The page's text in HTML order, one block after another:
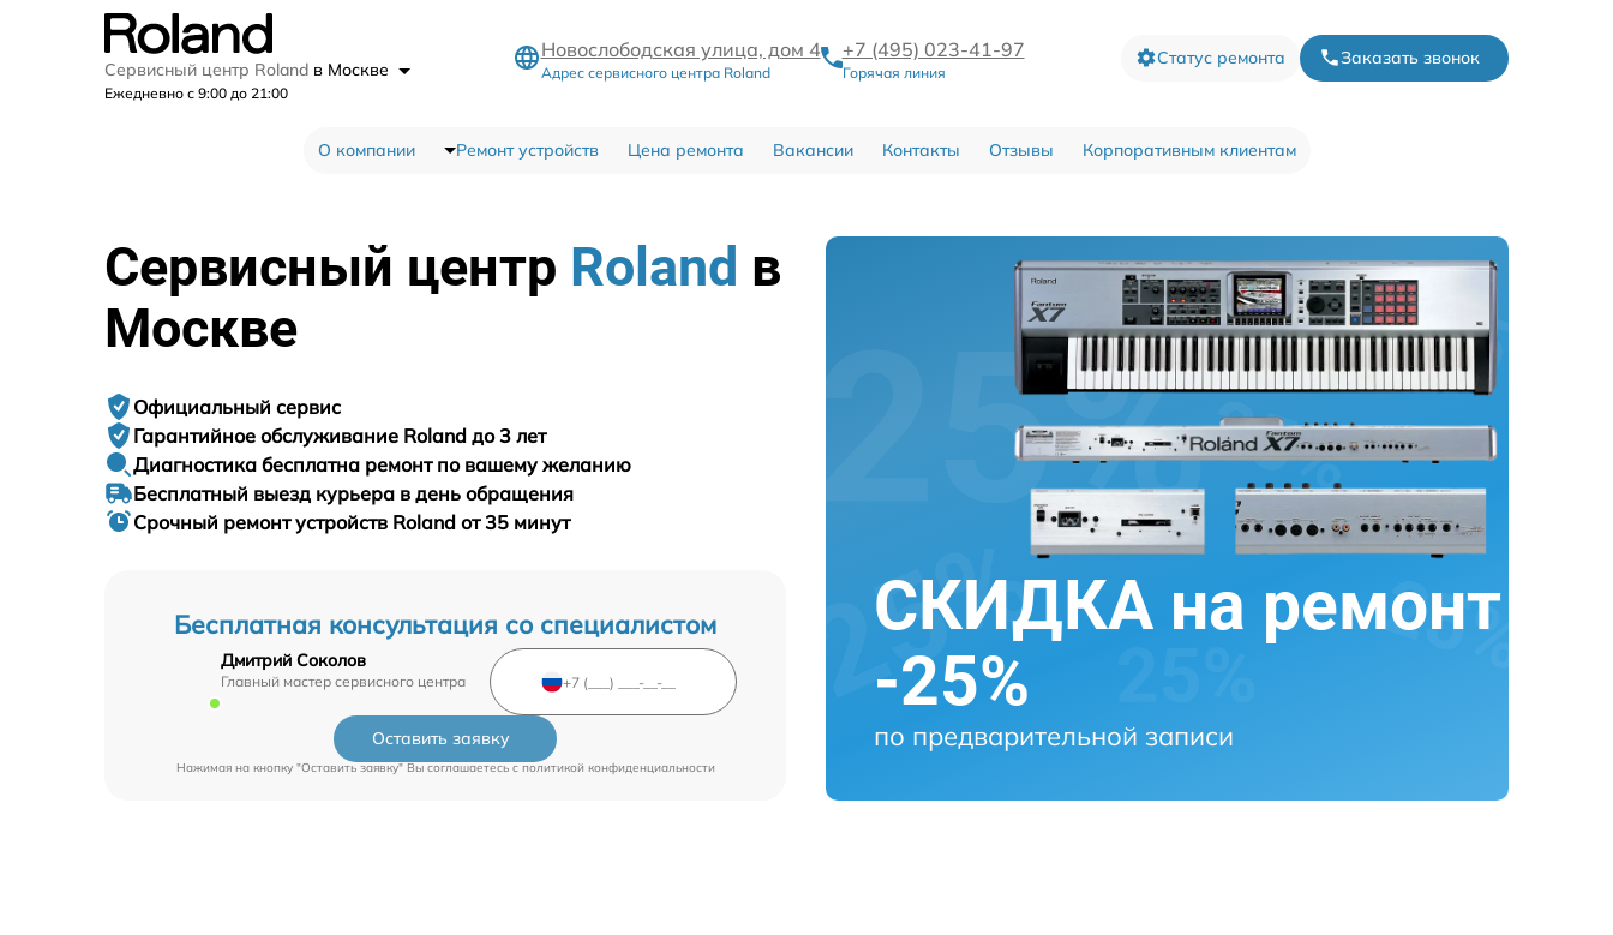
Сервисный центр Roland в Москве
Ежедневно с 9:00 до 21:00
Новослободская улица, дом 4
Адрес сервисного центра Roland
+7 (495) 023-41-97
Горячая линия
Статус ремонта Заказать звонок
О компании Ремонт устройств Цена ремонта Вакансии Контакты Отзывы Корпоративным клиентам
Сервисный центр Roland в
Москве
Бесплатная консультация со специалистом
Дмитрий Соколов
Главный мастер сервисного центра
Оставить заявку
Нажимая на кнопку "Оставить заявку" Вы соглашаетесь cполитикой конфиденциальности
Официальный сервис
Гарантийное обслуживание Roland до 3 лет
Диагностика бесплатна ремонт по вашему желанию
Бесплатный выезд курьера в день обращения
Срочный ремонтустройств Roland от 35 минут
СКИДКА на ремонт
-25%
по предварительной записи